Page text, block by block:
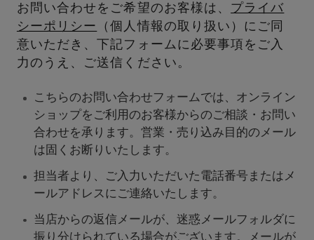
お問い合わせをご希望のお客様は、 プライバ
シーポリシー
（個人情報の取り扱い）にご同
意いただき、下記フォームに必要事項をご入
力のうえ、ご送信ください。
こちらのお問い合わせフォームでは、オンライン
ショップをご利用のお客様からのご相談・お問い
合わせを承ります。営業・売り込み目的のメール
は固くお断りいたします。
担当者より、ご入力いただいた電話番号またはメ
ールアドレスにご連絡いたします。
当店からの返信メールが、迷惑メールフォルダに
振り分けられている場合がございます。メールが